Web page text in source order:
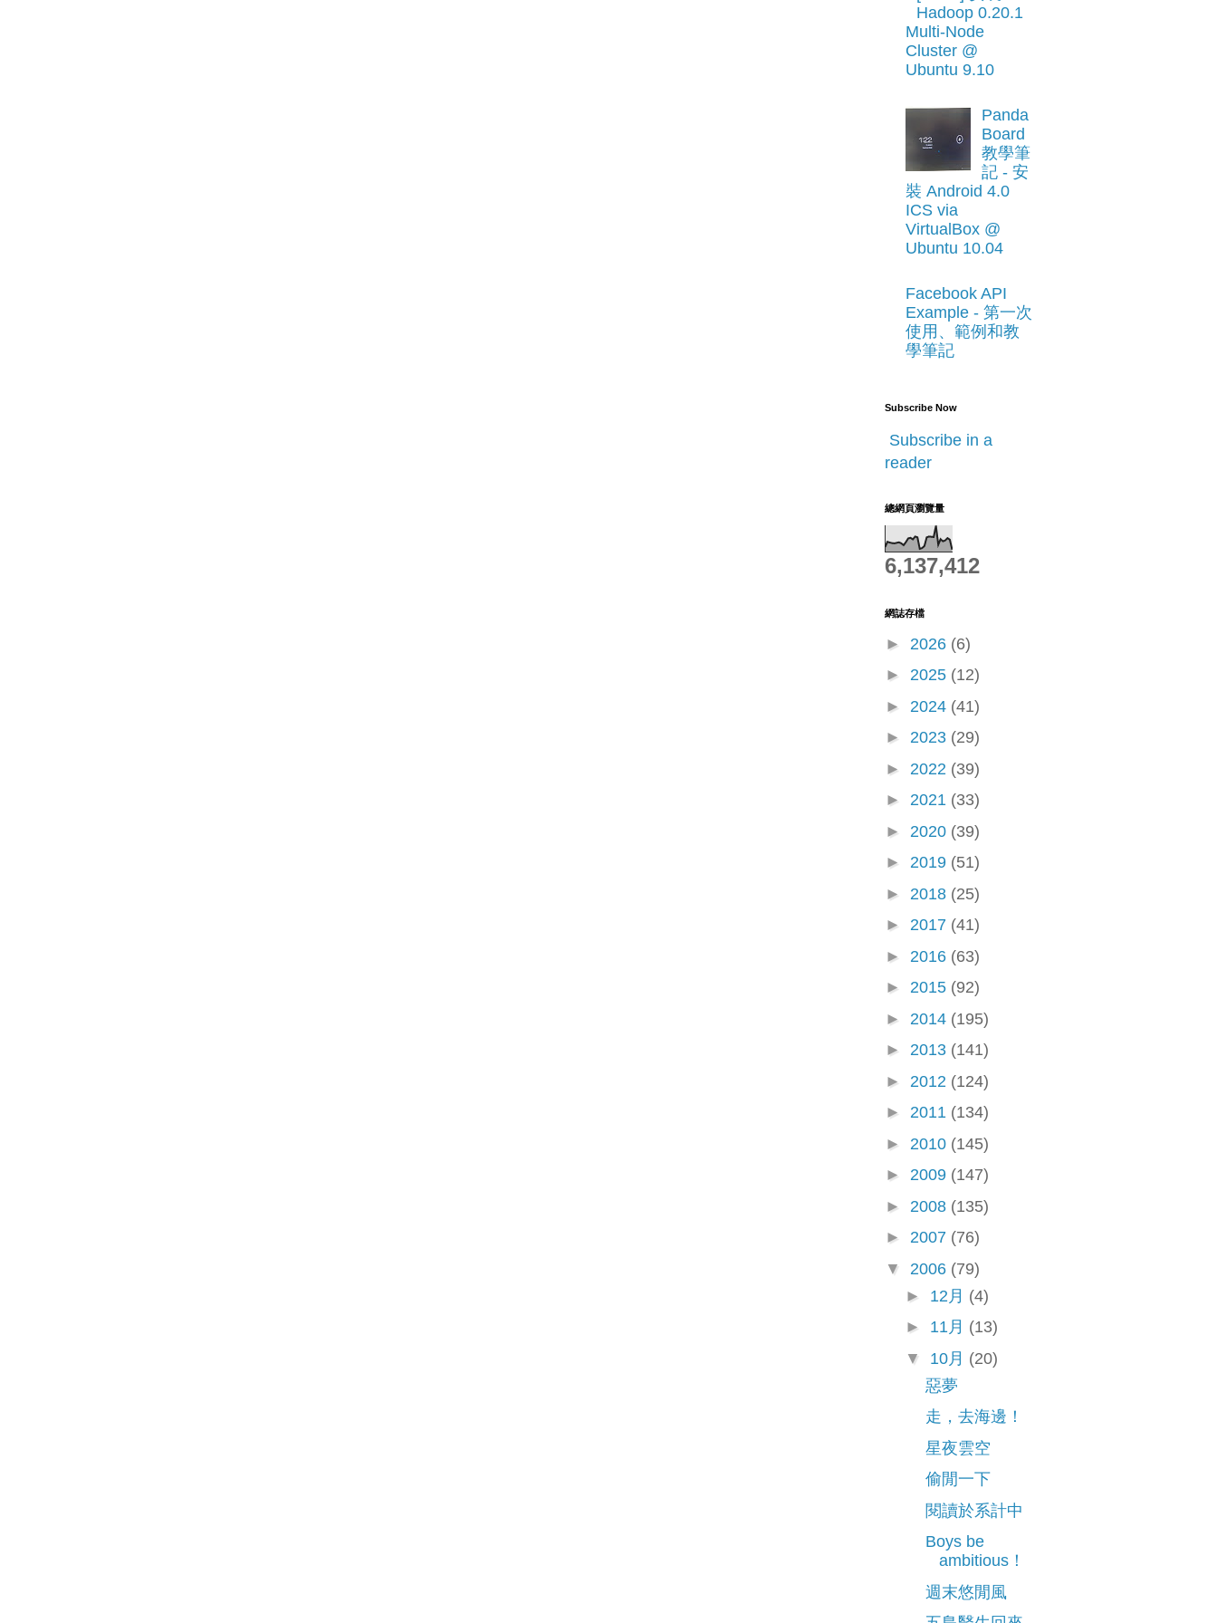
Hadoop 0.20.1
Multi-Node
Cluster @
Ubuntu 9.10
Panda
Board
教學筆
記 - 安
裝 Android 4.0
ICS via
VirtualBox @
Ubuntu 10.04
Facebook API
Example - 第一次
使用、範例和教
學筆記
Subscribe Now
Subscribe in a
reader
總網頁瀏覽量
6,137,412
網誌存檔
► 2026 (6)
► 2025 (12)
► 2024 (41)
► 2023 (29)
► 2022 (39)
► 2021 (33)
► 2020 (39)
► 2019 (51)
► 2018 (25)
► 2017 (41)
► 2016 (63)
► 2015 (92)
► 2014 (195)
► 2013 (141)
► 2012 (124)
► 2011 (134)
► 2010 (145)
► 2009 (147)
► 2008 (135)
► 2007 (76)
▼ 2006 (79)
► 12月 (4)
► 11月 (13)
▼ 10月 (20)
惡夢
走，去海邊！
星夜雲空
偷閒一下
閱讀於系計中
Boys be
ambitious！
週末悠閒風